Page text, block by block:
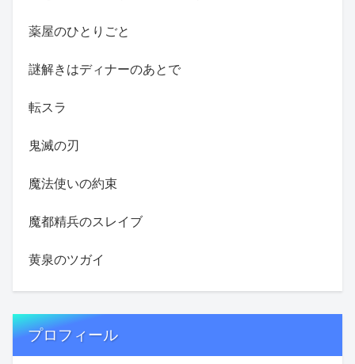
薬屋のひとりごと
謎解きはディナーのあとで
転スラ
鬼滅の刃
魔法使いの約束
魔都精兵のスレイブ
黄泉のツガイ
プロフィール